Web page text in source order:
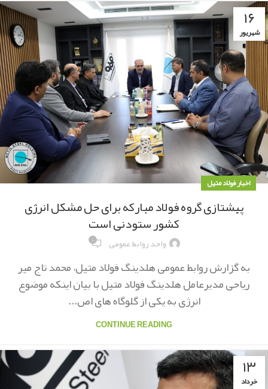
۱۶
شهریور
اخبار فولاد متیل
پیشتازی گروه فولاد مبارکه برای حل مشکل انرژی
کشور ستودنی است
واحد روابط عمومی ۰
به گزارش روابط عمومی هلدینگ فولاد متیل، محمد تاج میر
ریاحی مدیرعامل هلدینگ فولاد متیل با بیان اینکه موضوع
انرژی به یکی از گلوگاه های اص...
CONTINUE READING
۱۳
خرداد